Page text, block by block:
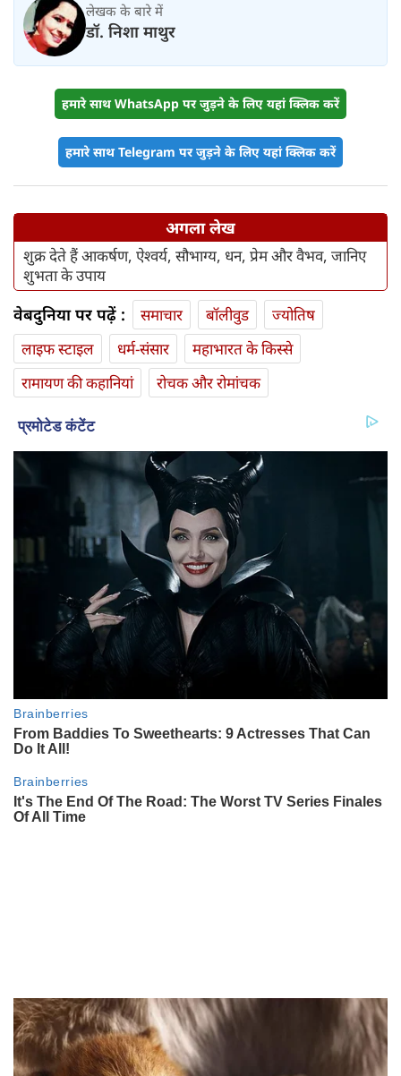
लेखक के बारे में
डॉ. निशा माथुर
हमारे साथ WhatsApp पर जुड़ने के लिए यहां क्लिक करें
हमारे साथ Telegram पर जुड़ने के लिए यहां क्लिक करें
अगला लेख
शुक्र देते हैं आकर्षण, ऐश्वर्य, सौभाग्य, धन, प्रेम और वैभव, जानिए
शुभता के उपाय
वेबदुनिया पर पढ़ें : समाचार बॉलीवुड
ज्योतिष
लाइफ स्‍टाइल
धर्म-संसार
महाभारत के किस्से
रामायण की कहानियां
रोचक और रोमांचक